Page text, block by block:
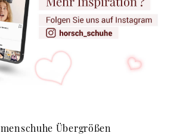
Übergrößen